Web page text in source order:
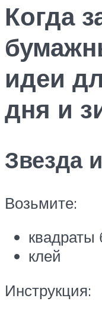
Когда
идеи
дня и
Звезда
Возьмите:
квадраты
клей
Инструкция: